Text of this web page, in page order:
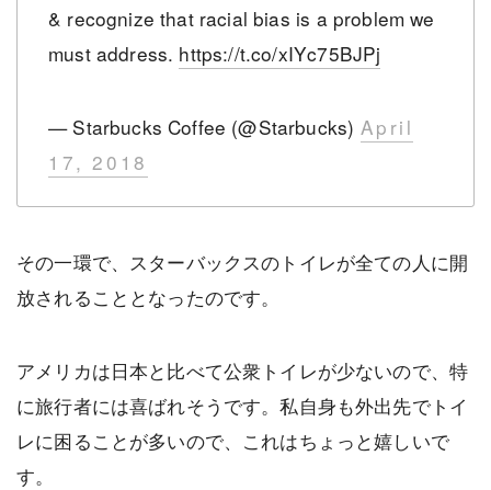
& recognize that racial bias is a problem we
must address. https://t.co/xIYc75BJPj
— Starbucks Coffee (@Starbucks) April
17, 2018
その一環で、スターバックスのトイレが全ての人に開
放されることとなったのです。
アメリカは日本と比べて公衆トイレが少ないので、特
に旅行者には喜ばれそうです。私自身も外出先でトイ
レに困ることが多いので、これはちょっと嬉しいで
す。